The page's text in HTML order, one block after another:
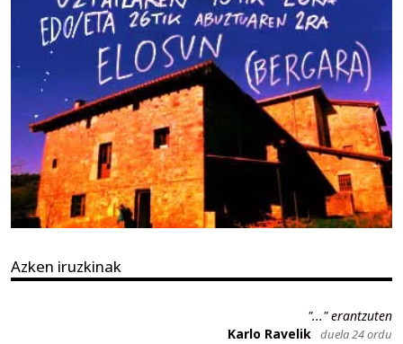
Azken iruzkinak
"..." erantzuten
Karlo Ravelik duela 24 ordu